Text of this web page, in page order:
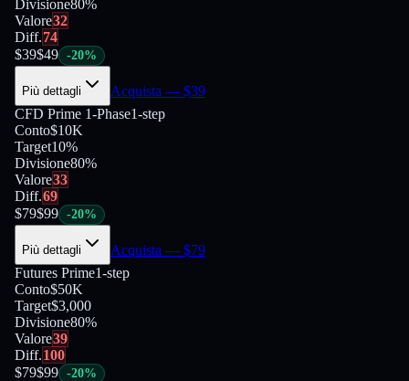
Divisione80%
Valore32
Diff.74
$39$49 -20%
Più dettagli Acquista — $39
CFD Prime 1-Phase1-step
Conto$10K
Target10%
Divisione80%
Valore33
Diff.69
$79$99 -20%
Più dettagli Acquista — $79
Futures Prime1-step
Conto$50K
Target$3,000
Divisione80%
Valore39
Diff.100
$79$99 -20%